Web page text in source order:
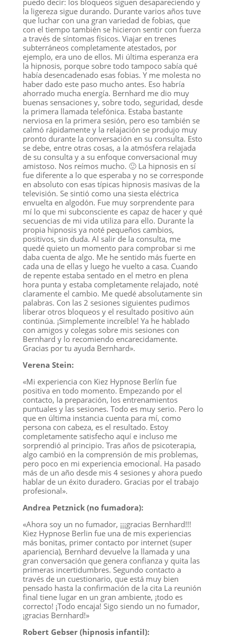
puedo decir: los bloqueos siguen desapareciendo y
la ligereza sigue durando. Durante varios años tuve
que luchar con una gran variedad de fobias, que
con el tiempo también se hicieron sentir con fuerza
a través de síntomas físicos. Viajar en trenes
subterráneos completamente atestados, por
ejemplo, era uno de ellos. Mi última esperanza era
la hipnosis, porque sobre todo tampoco sabía qué
había desencadenado esas fobias. Y me molesta no
haber dado este paso mucho antes. Eso habría
ahorrado mucha energía. Bernhard me dio muy
buenas sensaciones y, sobre todo, seguridad, desde
la primera llamada telefónica. Estaba bastante
nerviosa en la primera sesión, pero eso también se
calmó rápidamente y la relajación se produjo muy
pronto durante la conversación en su consulta. Esto
se debe, entre otras cosas, a la atmósfera relajada
de su consulta y a su enfoque conversacional muy
amistoso. Nos reímos mucho. 🙂 La hipnosis en sí
fue diferente a lo que esperaba y no se corresponde
en absoluto con esas típicas hipnosis masivas de la
televisión. Se sintió como una siesta eléctrica
envuelta en algodón. Fue muy sorprendente para
mí lo que mi subconsciente es capaz de hacer y qué
secuencias de mi vida utiliza para ello. Durante la
propia hipnosis ya noté pequeños cambios,
positivos, sin duda. Al salir de la consulta, me
quedé quieto un momento para comprobar si me
daba cuenta de algo. Me he sentido más fuerte en
cada una de ellas y luego he vuelto a casa. Cuando
de repente estaba sentado en el metro en plena
hora punta y estaba completamente relajado, noté
claramente el cambio. Me quedé absolutamente sin
palabras. Con las 2 sesiones siguientes pudimos
liberar otros bloqueos y el resultado positivo aún
continúa. ¡Simplemente increíble! Ya he hablado
con amigos y colegas sobre mis sesiones con
Bernhard y lo recomiendo encarecidamente.
Gracias por tu ayuda Bernhard».
Verena Stein:
«Mi experiencia con Kiez Hypnose Berlín fue
positiva en todo momento. Empezando por el
contacto, la preparación, los entrenamientos
puntuales y las sesiones. Todo es muy serio. Pero lo
que en última instancia cuenta para mí, como
persona con cabeza, es el resultado. Estoy
completamente satisfecho aquí e incluso me
sorprendió al principio. Tras años de psicoterapia,
algo cambió en la comprensión de mis problemas,
pero poco en mi experiencia emocional. Ha pasado
más de un año desde mis 4 sesiones y ahora puedo
hablar de un éxito duradero. Gracias por el trabajo
profesional».
Andrea Petznick (no fumadora):
«Ahora soy un no fumador, ¡¡¡gracias Bernhard!!!
Kiez Hypnose Berlin fue una de mis experiencias
más bonitas, primer contacto por internet (super
apariencia), Bernhard devuelve la llamada y una
gran conversación que genera confianza y quita las
primeras incertidumbres. Segundo contacto a
través de un cuestionario, que está muy bien
pensado hasta la confirmación de la cita La reunión
final tiene lugar en un gran ambiente, ¡todo es
correcto! ¡Todo encaja! Sigo siendo un no fumador,
¡gracias Bernhard!»
Robert Gebser (hipnosis infantil):